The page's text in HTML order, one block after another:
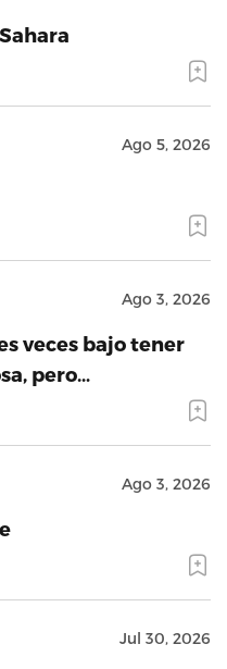
Ago 5, 2026
Ago 3, 2026
veces bajo tener
pero…
Ago 3, 2026
Jul 30, 2026